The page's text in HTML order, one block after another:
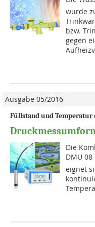
wurde
bzw.
gegen
Ausgabe 05/2016
Füllstand und Temperatur
Die
DMU
eignet